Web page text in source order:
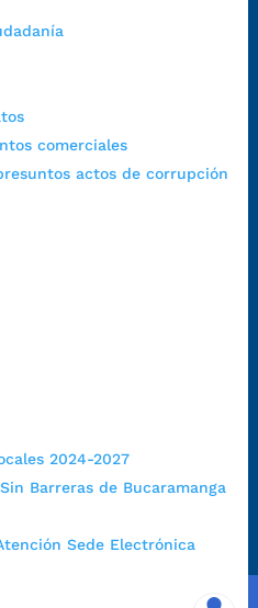
y contratistas
comerciales
actos de corrupción
2024-2027
Barreras de Bucaramanga
Sede Electrónica
Datos Personales
derechos de autor
|Uso y monitoreo pagina